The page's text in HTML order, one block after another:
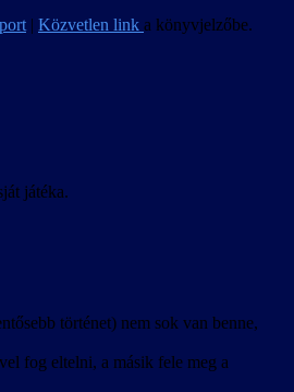
| Közvetlen link a könyvjelzőbe.
játéka.
történet) nem sok van benne,
fog eltelni, a másik fele meg a